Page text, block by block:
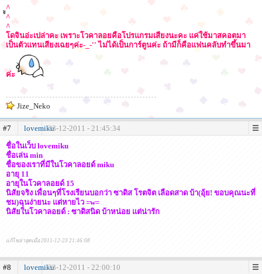
^
^
^
โดจินอ่ะเปล่าคะ เพราะโวคาลอยคือโปรแกรมเสียงนะคะ แค่ใช้มาสคอตมา
เป็นตัวแทนเสียงเฉยๆค่ะ-_-'' ไม่ได้เป็นการ์ตูนค่ะ ถ้ามีก็คือแฟนคลับทำขึ้นมา
ค่ะ
Jize_Neko
#7 lovemiku23-12-2011 - 21:45:34
ชื่อในเว็บ lovemiku
ชื่อเล่น min
ชื่อของเราที่มีในโวคาลอยด์ miku
อายุ 11
อายุในโวคาลอยด์ 15
นิสัยจริง เพื่อนๆที่โรงเรียนบอกว่า ซาดิส โรตจิต เลือดสาด บ้า(อุ้ย! ขอบคุณนะที่
ชม)ฉุนง่ายนะ แต่หายไว =w=
นิสัยในโวคาลอยด์ : ซาดิสนิด บ้าหน่อย แต่น่ารัก
แก้ไขล่าสุดเมื่อ 2011-12-23 21:46:08
#8 lovemiku23-12-2011 - 22:00:10